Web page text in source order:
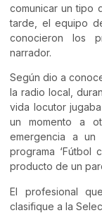
comunicar un tipo
tarde, el equipo
conocieron los
narrador.
Según dio a
la radio local,
vida locutor
un momento a
emergencia a
programa ‘Fútbol
producto de un
El profesional
clasifique a la